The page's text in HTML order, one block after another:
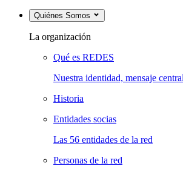
Quiénes Somos
La organización
Qué es REDES
Nuestra identidad, mensaje
Historia
Entidades socias
Las 56 entidades de la red
Personas de la red